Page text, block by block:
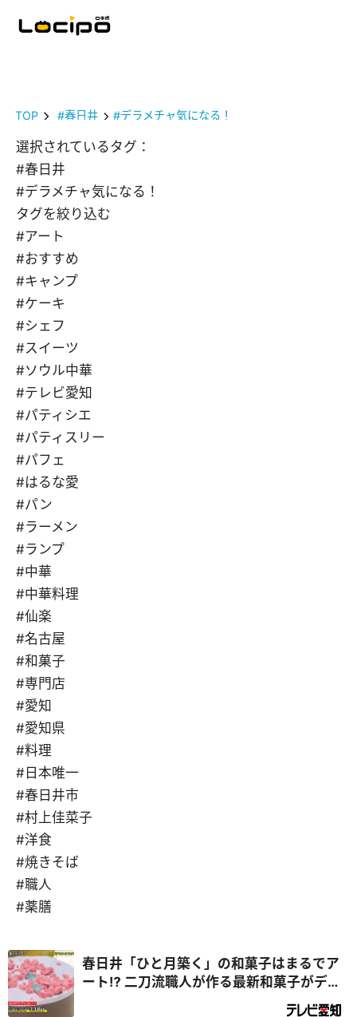
TOP #春日井 #デラメチャ気になる！
選択されているタグ：
#春日井
#デラメチャ気になる！
タグを絞り込む
#アート
#おすすめ
#キャンプ
#ケーキ
#シェフ
#スイーツ
#ソウル中華
#テレビ愛知
#パティシエ
#パティスリー
#パフェ
#はるな愛
#パン
#ラーメン
#ランプ
#中華
#中華料理
#仙楽
#名古屋
#和菓子
#専門店
#愛知
#愛知県
#料理
#日本唯一
#春日井市
#村上佳菜子
#洋食
#焼きそば
#職人
#薬膳
春日井「ひと月築く」の和菓子はまるでア
ート⁉ 二刀流職人が作る最新和菓子がデラ
メチャすごい！『デラメチャ気になる！』